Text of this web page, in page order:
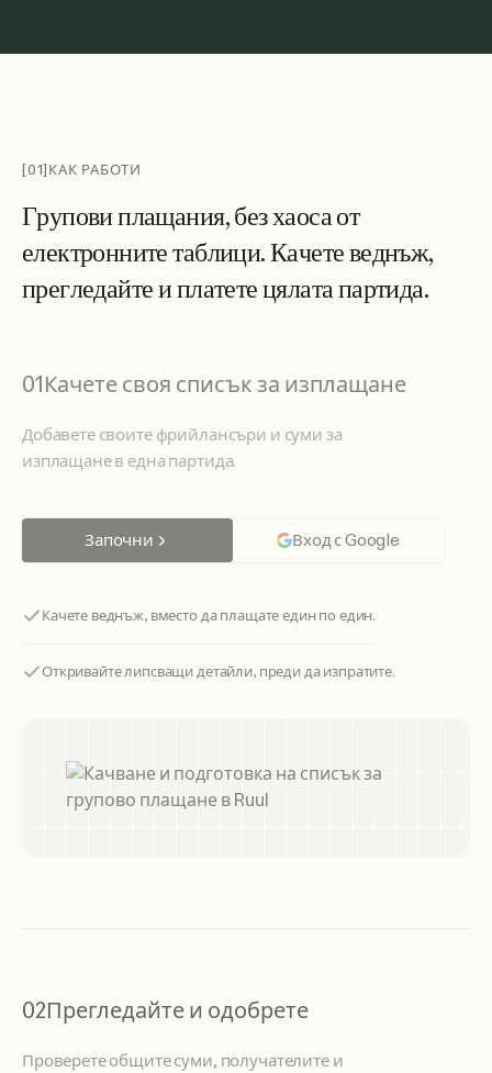
[01]КАК РАБОТИ
Груповиплащания,безхаосаот
електроннитетаблици.Качетеведнъж,
прегледайтеиплатетецялатапартида.
01Качете своя списък за изплащане
Добавете своите фрийлансъри и суми за
изплащане в една партида.
Започни Вход с Google
Качете веднъж, вместо да плащате един по един.
Откривайте липсващи детайли, преди да изпратите.
02Прегледайте и одобрете
Проверете общите суми, получателите и